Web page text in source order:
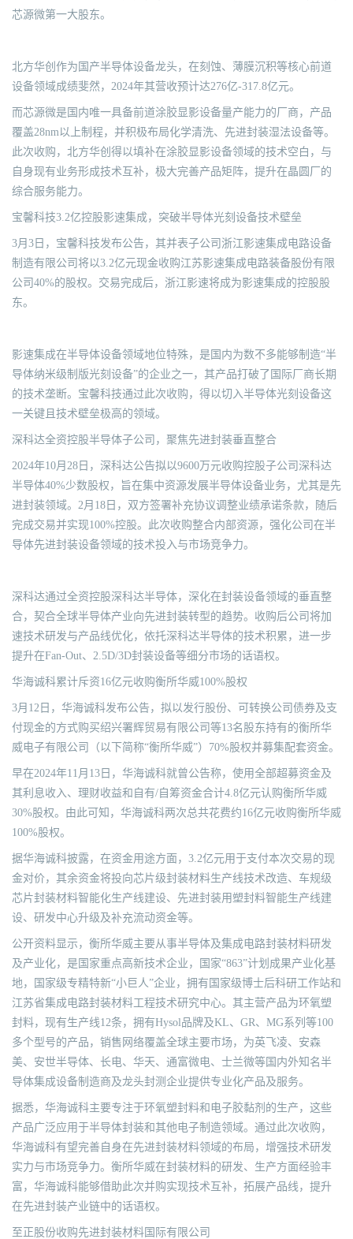
芯源微第一大股东。
北方华创作为国产半导体设备龙头，在刻蚀、薄膜沉积等核心前道
设备领域成绩斐然，2024年其营收预计达276亿-317.8亿元。
而芯源微是国内唯一具备前道涂胶显影设备量产能力的厂商，产品
覆盖28nm以上制程，并积极布局化学清洗、先进封装湿法设备等。
此次收购，北方华创得以填补在涂胶显影设备领域的技术空白，与
自身现有业务形成技术互补，极大完善产品矩阵，提升在晶圆厂的
综合服务能力。
宝馨科技3.2亿控股影速集成，突破半导体光刻设备技术壁垒
3月3日，宝馨科技发布公告，其并表子公司浙江影速集成电路设备
制造有限公司将以3.2亿元现金收购江苏影速集成电路装备股份有限
公司40%的股权。交易完成后，浙江影速将成为影速集成的控股股
东。
影速集成在半导体设备领域地位特殊，是国内为数不多能够制造“半
导体纳米级制版光刻设备”的企业之一，其产品打破了国际厂商长期
的技术垄断。宝馨科技通过此次收购，得以切入半导体光刻设备这
一关键且技术壁垒极高的领域。
深科达全资控股半导体子公司，聚焦先进封装垂直整合
2024年10月28日，深科达公告拟以9600万元收购控股子公司深科达
半导体40%少数股权，旨在集中资源发展半导体设备业务，尤其是先
进封装领域。2月18日，双方签署补充协议调整业绩承诺条款，随后
完成交易并实现100%控股。此次收购整合内部资源，强化公司在半
导体先进封装设备领域的技术投入与市场竞争力。
深科达通过全资控股深科达半导体，深化在封装设备领域的垂直整
合，契合全球半导体产业向先进封装转型的趋势。收购后公司将加
速技术研发与产品线优化，依托深科达半导体的技术积累，进一步
提升在Fan-Out、2.5D/3D封装设备等细分市场的话语权。
华海诚科累计斥资16亿元收购衡所华威100%股权
3月12日，华海诚科发布公告，拟以发行股份、可转换公司债券及支
付现金的方式购买绍兴署辉贸易有限公司等13名股东持有的衡所华
威电子有限公司（以下简称“衡所华威”）70%股权并募集配套资金。
早在2024年11月13日，华海诚科就曾公告称，使用全部超募资金及
其利息收入、理财收益和自有/自筹资金合计4.8亿元认购衡所华威
30%股权。由此可知，华海诚科两次总共花费约16亿元收购衡所华威
100%股权。
据华海诚科披露，在资金用途方面，3.2亿元用于支付本次交易的现
金对价，其余资金将投向芯片级封装材料生产线技术改造、车规级
芯片封装材料智能化生产线建设、先进封装用塑封料智能生产线建
设、研发中心升级及补充流动资金等。
公开资料显示，衡所华威主要从事半导体及集成电路封装材料研发
及产业化，是国家重点高新技术企业，国家“863”计划成果产业化基
地，国家级专精特新“小巨人”企业，拥有国家级博士后科研工作站和
江苏省集成电路封装材料工程技术研究中心。其主营产品为环氧塑
封料，现有生产线12条，拥有Hysol品牌及KL、GR、MG系列等100
多个型号的产品，销售网络覆盖全球主要市场，为英飞凌、安森
美、安世半导体、长电、华天、通富微电、士兰微等国内外知名半
导体集成设备制造商及龙头封测企业提供专业化产品及服务。
据悉，华海诚科主要专注于环氧塑封料和电子胶黏剂的生产，这些
产品广泛应用于半导体封装和其他电子制造领域。通过此次收购，
华海诚科有望完善自身在先进封装材料领域的布局，增强技术研发
实力与市场竞争力。衡所华威在封装材料的研发、生产方面经验丰
富，华海诚科能够借助此次并购实现技术互补，拓展产品线，提升
在先进封装产业链中的话语权。
至正股份收购先进封装材料国际有限公司